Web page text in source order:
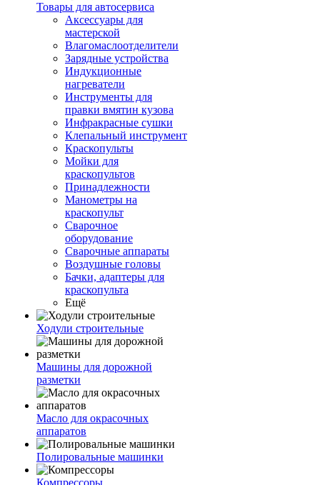
Товары для автосервиса
Аксессуары для
мастерской
Влагомаслоотделители
Зарядные устройства
Индукционные
нагреватели
Инструменты для
правки вмятин кузова
Инфракрасные сушки
Клепальный инструмент
Краскопульты
Мойки для
краскопультов
Принадлежности
Манометры на
краскопульт
Сварочное
оборудование
Сварочные аппараты
Воздушные головы
Бачки, адаптеры для
краскопульта
Ещё
Ходули строительные
Машины для дорожной
разметки
Масло для окрасочных
аппаратов
Полировальные машинки
Компрессоры